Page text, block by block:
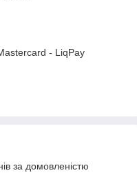
- LiqPay
за домовленістю